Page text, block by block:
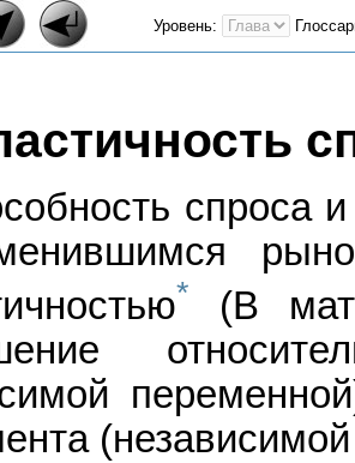
Уровень:
спроса
* (В